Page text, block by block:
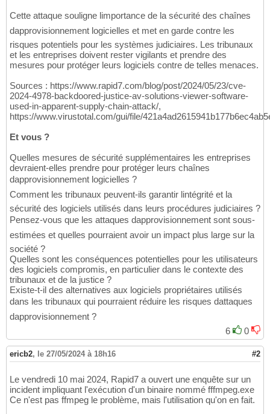
Cette attaque souligne limportance de la sécurité des chaînes
dapprovisionnement logicielles et met en garde contre les
risques potentiels pour les systèmes judiciaires. Les tribunaux
et les entreprises doivent rester vigilants et prendre des
mesures pour protéger leurs logiciels contre de telles menaces.
Sources : https://www.rapid7.com/blog/post/2024/05/23/cve-
2024-4978-backdoored-justice-av-solutions-viewer-software-
used-in-apparent-supply-chain-attack/,
https://www.virustotal.com/gui/file/
Et vous ?
Quelles mesures de sécurité supplémentaires les entreprises
devraient-elles prendre pour protéger leurs chaînes
dapprovisionnement logicielles ?
Comment les tribunaux peuvent-ils garantir lintégrité et la
sécurité des logiciels utilisés dans leurs procédures judiciaires ?
Pensez-vous que les attaques dapprovisionnement sont sous-
estimées et quelles pourraient avoir un impact plus large sur la
société ?
Quelles sont les conséquences potentielles pour les utilisateurs
des logiciels compromis, en particulier dans le contexte des
tribunaux et de la justice ?
Existe-t-il des alternatives aux logiciels propriétaires utilisés
dans les tribunaux qui pourraient réduire les risques dattaques
dapprovisionnement ?
6
0
ericb2, le 27/05/2024 à 18h16 #2
Le vendredi 10 mai 2024, Rapid7 a ouvert une enquête sur un
incident impliquant l'exécution d'un binaire nommé fffmpeg.exe
Ce n'est pas ffmpeg le problème, mais l'utilisation qu'on en fait.